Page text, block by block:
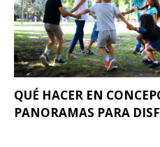
QUÉ HACER EN
PANORAMAS PARA